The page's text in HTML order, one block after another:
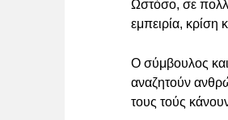
Ωστόσο, σε
εμπειρία, κρίση
Ο σύμβουλος
αναζητούν
τους τούς